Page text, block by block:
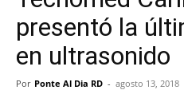
presentó la
en ultrasonido
Por Ponte Al Dia RD - agosto 13, 2018